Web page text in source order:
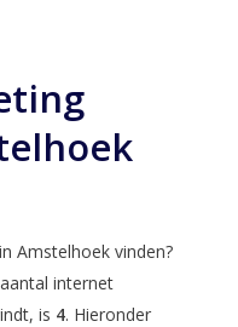
Amstelhoek vinden?
internet
is 4. Hieronder